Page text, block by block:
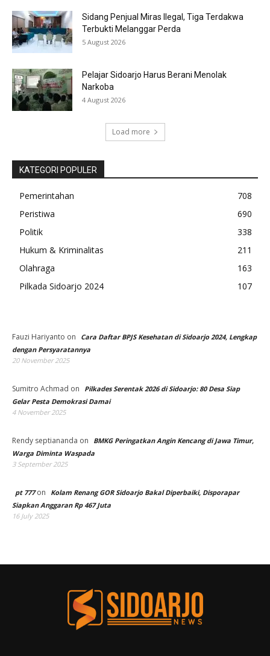
Sidang Penjual Miras Ilegal, Tiga Terdakwa
Terbukti Melanggar Perda
5 August 2026
Pelajar Sidoarjo Harus Berani Menolak
Narkoba
4 August 2026
Load more
KATEGORI POPULER
Pemerintahan
708
Peristiwa
690
Politik
338
Hukum & Kriminalitas
211
Olahraga
163
Pilkada Sidoarjo 2024
107
Fauzi Hariyanto on
Cara Daftar BPJS Kesehatan di Sidoarjo 2024, Lengkap
dengan Persyaratannya
20 November 2025
Sumitro Achmad on
Pilkades Serentak 2026 di Sidoarjo: 80 Desa Siap
Gelar Pesta Demokrasi Damai
4 November 2025
Rendy septiananda on
BMKG Peringatkan Angin Kencang di Jawa Timur,
Warga Diminta Waspada
3 September 2025
pt 777on
Kolam Renang GOR Sidoarjo Bakal Diperbaiki, Disporapar
Siapkan Anggaran Rp 467 Juta
16 July 2025